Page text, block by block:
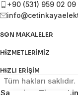
+90 (531) 959 02 09
SON MAKALELER
HIZMETLERIMIZ
HIZLI ERIŞIM
Tüm hakları saklıdır.
Sanayi ve Ticaret